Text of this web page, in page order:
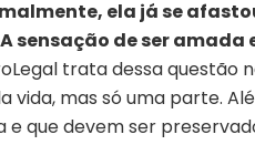
ela já se
sensação de ser
trata dessa questão
vida, mas só uma parte.
que devem ser